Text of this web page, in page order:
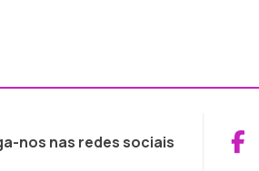
nos nas redes sociais